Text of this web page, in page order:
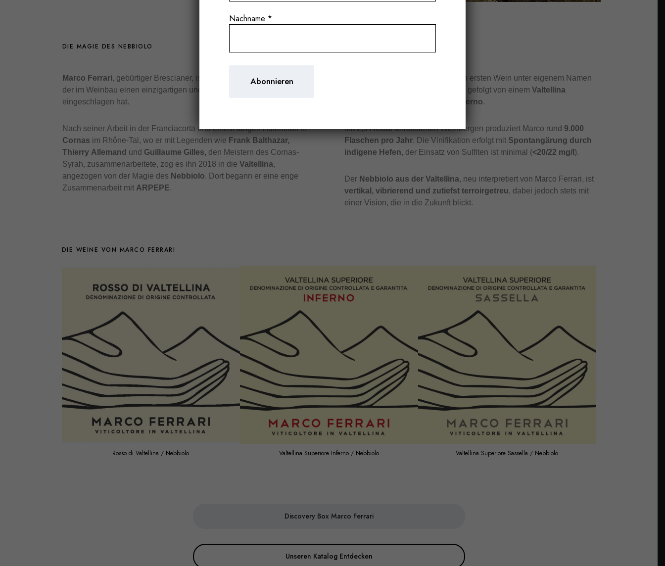
DIE MAGIE DES NEBBIOLO
Marco Ferrari, gebürtiger Brescianer, ist ein charismatischer Winzer,
der im Weinbau einen einzigartigen und faszinierenden Weg
eingeschlagen hat.
Nach seiner Arbeit in der Franciacorta und einem langen Aufenthalt in
Cornas im Rhône-Tal, wo er mit Legenden wie Frank Balthazar,
Thierry Allemand und Guillaume Gilles, den Meistern des Cornas-
Syrah, zusammenarbeitete, zog es ihn 2018 in die Valtellina,
angezogen von der Magie des Nebbiolo. Dort begann er eine enge
Zusammenarbeit mit ARPEPE.
Im Jahr 2021 brachte Marco seinen ersten Wein unter eigenem Namen
, gefolgt von einem Valtellina
Inferno.
Mit 2,5 Hektar terrassierten Weinbergen produziert Marco rund 9.000
Flaschen pro Jahr. Die Vinifikation erfolgt mit Spontangärung durch
indigene Hefen, der Einsatz von Sulfiten ist minimal (<20/22 mg/l ).
Der Nebbiolo aus der Valtellina, neu interpretiert von Marco Ferrari, ist
vertikal, vibrierend und zutiefst terroirgetreu, dabei jedoch stets mit
einer Vision, die in die Zukunft blickt.
DIE WEINE VON MARCO FERRARI
Rosso di Valtellina / Nebbiolo Valtellina Superiore Inferno / Nebbiolo Valtellina Superiore Sassella / Nebbiolo
Discovery Box Marco Ferrari
Unseren Katalog Entdecken
Nachname *